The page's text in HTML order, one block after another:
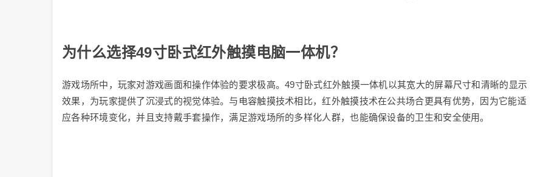
为什么选择49寸卧式红外触摸电脑一体机？
游戏场所中，玩家对游戏画面和操作体验的要求极高。49寸卧式红外触摸一体机以其宽大的屏幕尺寸和清晰的显示
效果，为玩家提供了沉浸式的视觉体验。与电容触摸技术相比，红外触摸技术在公共场合更具有优势，因为它能适
应各种环境变化，并且支持戴手套操作，满足游戏场所的多样化人群，也能确保设备的卫生和安全使用。